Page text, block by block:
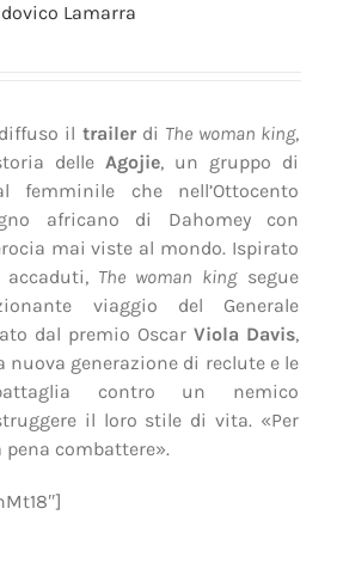
Lamarra
il trailerdi The woman king,
delle Agojie, un gruppo di
femminile che nell’Ottocento
africano di Dahomey con
mai viste al mondo. Ispirato
The woman kingsegue
viaggio del Generale
dal premio Oscar Viola Davis,
nuova generazione di reclute e le
contro un nemico
il loro stile di vita. «Per
pena combattere».